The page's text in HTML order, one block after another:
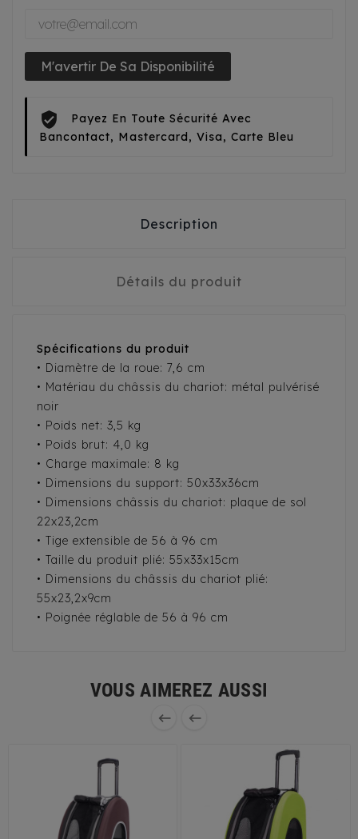
M'avertir De Sa Disponibilité
Payez En Toute Sécurité Avec
Bancontact, Mastercard, Visa, Carte Bleu
Description
Détails du produit
Spécifications du produit
• Diamètre de la roue: 7,6 cm
• Matériau du châssis du chariot: métal pulvérisé
noir
• Poids net: 3,5 kg
• Poids brut: 4,0 kg
• Charge maximale: 8 kg
• Dimensions du support: 50x33x36cm
• Dimensions châssis du chariot: plaque de sol
22x23,2cm
• Tige extensible de 56 à 96 cm
• Taille du produit plié: 55x33x15cm
• Dimensions du châssis du chariot plié:
55x23,2x9cm
• Poignée réglable de 56 à 96 cm
VOUS AIMEREZ AUSSI
 